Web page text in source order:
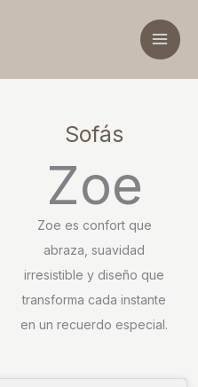
Sofás
Zoe
Zoe es confort que
abraza, suavidad
irresistible y diseño que
transforma cada instante
en un recuerdo especial.